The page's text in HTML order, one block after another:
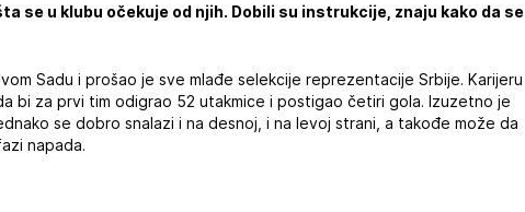
se u klubu očekuje od njih. Dobili su instrukcije, znaju kako da se
Sadu i prošao je sve mlađe selekcije reprezentacije Srbije. Karijeru
bi za prvi tim odigrao 52 utakmice i postigao četiri gola. Izuzetno je
se dobro snalazi i na desnoj, i na levoj strani, a takođe može da
napada.